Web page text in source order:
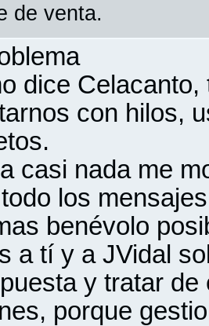
de venta.
dice
con hilos,
casi nada me
los
benévolo
a tí y a JVidal
y tratar
porque